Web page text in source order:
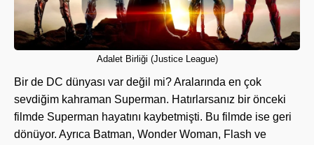
Adalet Birliği (Justice League)
Bir de DC dünyası var değil mi? Aralarında en çok
sevdiğim kahraman Superman. Hatırlarsanız bir önceki
filmde Superman hayatını kaybetmişti. Bu filmde ise geri
dönüyor. Ayrıca Batman, Wonder Woman, Flash ve